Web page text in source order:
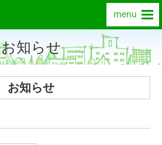
お知らせ
お知らせ